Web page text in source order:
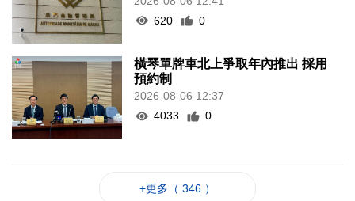
620
0
橫琴單牌車北上爭取年內推出 採用
預約制
2026-08-06 12:37
4033
0
+更多（ 346 ）